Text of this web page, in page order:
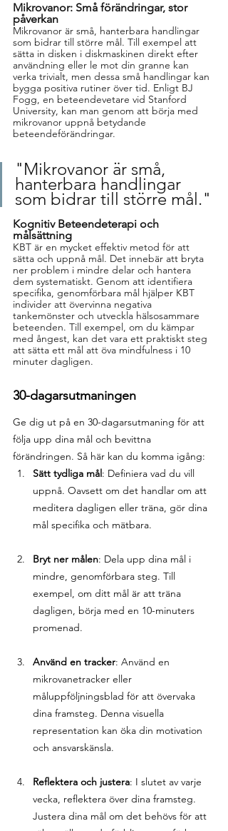
Mikrovanor: Små förändringar, stor
påverkan
Mikrovanor är små, hanterbara handlingar
som bidrar till större mål. Till exempel att
sätta in disken i diskmaskinen direkt efter
användning eller le mot din granne kan
verka trivialt, men dessa små handlingar kan
bygga positiva rutiner över tid. Enligt BJ
Fogg, en beteendevetare vid Stanford
University, kan man genom att börja med
mikrovanor uppnå betydande
beteendeförändringar.
"Mikrovanor är små,
hanterbara handlingar
som bidrar till större mål."
Kognitiv Beteendeterapi och
målsättning
KBT är en mycket effektiv metod för att
sätta och uppnå mål. Det innebär att bryta
ner problem i mindre delar och hantera
dem systematiskt. Genom att identifiera
specifika, genomförbara mål hjälper KBT
individer att övervinna negativa
tankemönster och utveckla hälsosammare
beteenden. Till exempel, om du kämpar
med ångest, kan det vara ett praktiskt steg
att sätta ett mål att öva mindfulness i 10
minuter dagligen.
30-dagarsutmaningen
Ge dig ut på en 30-dagarsutmaning för att
följa upp dina mål och bevittna
förändringen. Så här kan du komma igång:
Sätt tydliga mål: Definiera vad du vill
uppnå. Oavsett om det handlar om att
meditera dagligen eller träna, gör dina
mål specifika och mätbara.
Bryt ner målen: Dela upp dina mål i
mindre, genomförbara steg. Till
exempel, om ditt mål är att träna
dagligen, börja med en 10-minuters
promenad.
Använd en tracker: Använd en
mikrovanetracker eller
måluppföljningsblad för att övervaka
dina framsteg. Denna visuella
representation kan öka din motivation
och ansvarskänsla.
Reflektera och justera: I slutet av varje
vecka, reflektera över dina framsteg.
Justera dina mål om det behövs för att